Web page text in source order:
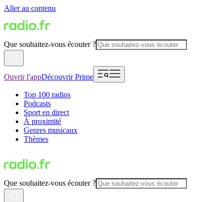
Aller au contenu
Que souhaitez-vous écouter ?
Ouvrir l'appDécouvrir Prime
Top 100 radios
Podcasts
Sport en direct
À proximité
Genres musicaux
Thèmes
Que souhaitez-vous écouter ?